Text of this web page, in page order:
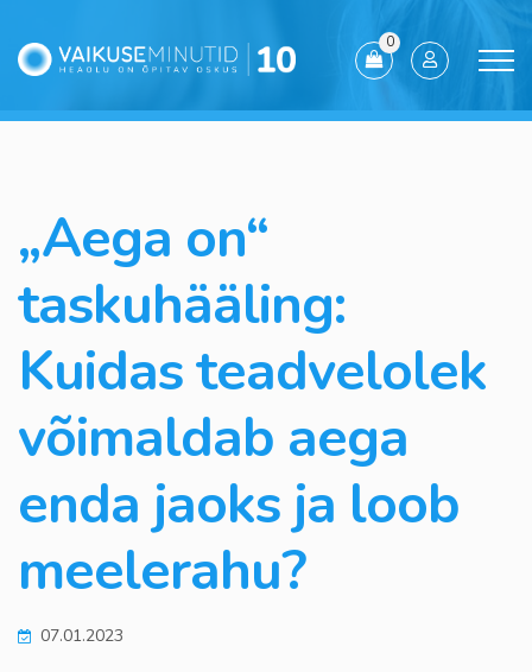
0
„Aega on“
taskuhääling:
Kuidas teadvelolek
võimaldab aega
enda jaoks ja loob
meelerahu?
07.01.2023